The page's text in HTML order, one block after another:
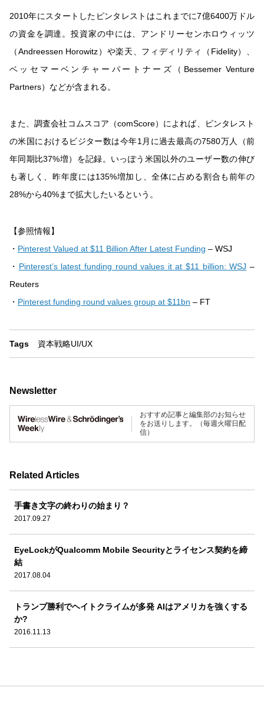
2010年にスタートしたピンタレストはこれまでに7億6400万ドル
の資金を調達。投資家の中には、アンドリーセンホロウィッツ
（Andreessen Horowitz）や楽天、フィディリティ（Fidelity）、
ベッセマーベンチャーパートナーズ（Bessemer Venture
Partners）などが含まれる。
また、調査会社コムスコア（comScore）によれば、ピンタレスト
の米国におけるビジター数は今年1月に過去最高の7580万人（前
年同期比37%増）を記録。いっぽう米国以外のユーザー数の伸び
も著しく、昨年度には135%増加し、全体に占める割合も前年の
28%から40%まで拡大したいるという。
【参照情報】
・ Pinterest Valued at $11 Billion After Latest Funding – WSJ
・ Pinterest’s latest funding round values it at $11 billion: WSJ –
Reuters
・ Pinterest funding round values group at $11bn – FT
Tags 資本戦略UI/UX
Newsletter
おすすめ記事と編集部のお知らせ
をお送りします。（毎週火曜日配
信）
Related Articles
手書き文字の終わりの始まり？
2017.09.27
EyeLockがQualcomm Mobile Securityとライセンス契約を締
結
2017.08.04
トランプ勝利でヘイトクライムが多発 AIはアメリカを強くする
か?
2016.11.13